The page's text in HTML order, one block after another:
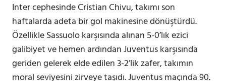
Inter cephesinde Cristian Chivu, takımı son
haftalarda adeta bir gol makinesine dönüştürdü.
Özellikle Sassuolo karşısında alınan 5-0’lık ezici
galibiyet ve hemen ardından Juventus karşısında
geriden gelerek elde edilen 3-2’lik zafer, takımın
moral seviyesini zirveye taşıdı. Juventus maçında 90.